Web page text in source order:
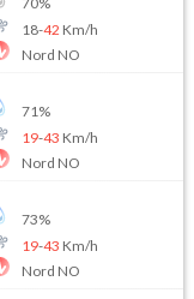
18-42 Km/h
Nord NO
71%
19-43 Km/h
Nord NO
73%
19-43 Km/h
Nord NO